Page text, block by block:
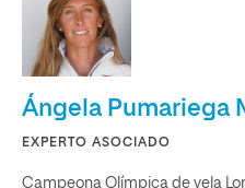
Ángela Pumariega
EXPERTO ASOCIADO
Campeona Olímpica de vela